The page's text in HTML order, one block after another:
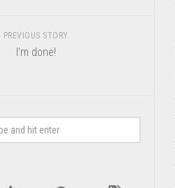
PREVIOUS STORY
I’m done!